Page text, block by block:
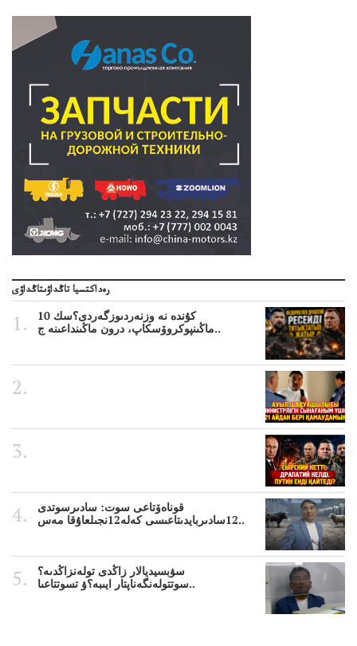
رەداكتسيا تاڭداۋىتاڭداۋى
10 كۇندە نە وزنەردىوزگەردى؟سك
ماڭىنپوكروۆسكاپ، درون ماڭىنداعىنە ج..
قوناەۆتاعى سوت: سادىرسوتدى
12سادىربايدىتاعىسى كەلە12نجىلعاۇقا مەس..
سۋبسيديالار زاڭدى تولەنزاڭدىە؟
سوتتولەنگەناپتار ايىبە؟ۋ تسوتتاعىا..